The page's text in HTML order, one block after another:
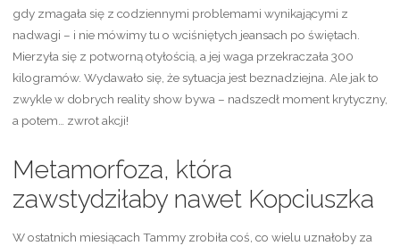
gdy zmagała się z codziennymi problemami wynikającymi z
nadwagi – i nie mówimy tu o wciśniętych jeansach po świętach.
Mierzyła się z potworną otyłością, a jej waga przekraczała 300
kilogramów. Wydawało się, że sytuacja jest beznadziejna. Ale jak to
zwykle w dobrych reality show bywa – nadszedł moment krytyczny,
a potem… zwrot akcji!
Metamorfoza, która
zawstydziłaby nawet Kopciuszka
W ostatnich miesiącach Tammy zrobiła coś, co wielu uznałoby za